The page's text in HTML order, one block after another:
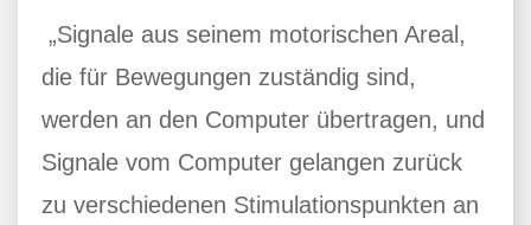
„Signale aus seinem motorischen Areal,
die für Bewegungen zuständig sind,
werden an den Computer übertragen, und
Signale vom Computer gelangen zurück
zu verschiedenen Stimulationspunkten an